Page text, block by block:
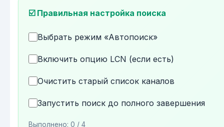
☑️ Правильная настройка поиска
Выбрать режим «Автопоиск»
Включить опцию LCN (если есть)
Очистить старый список каналов
Запустить поиск до полного завершения
Выполнено: 0 / 4